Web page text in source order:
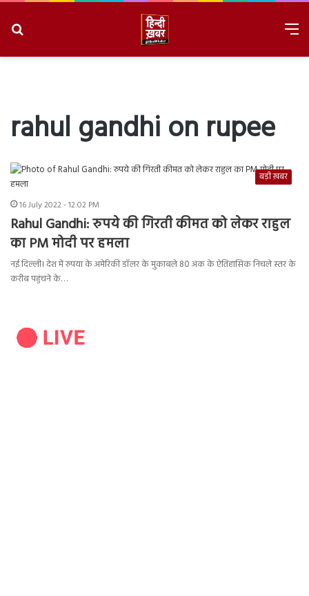
rahul gandhi on rupee
बड़ी ख़बर
16 July 2022 - 12:02 PM
Rahul Gandhi: रुपये की गिरती कीमत को लेकर राहुल
का PM मोदी पर हमला
नई दिल्ली। देश में रुपया के अमेरिकी डॉलर के मुकाबले 80 अंक के ऐतिहासिक निचले स्तर के
करीब पहुंचने के…